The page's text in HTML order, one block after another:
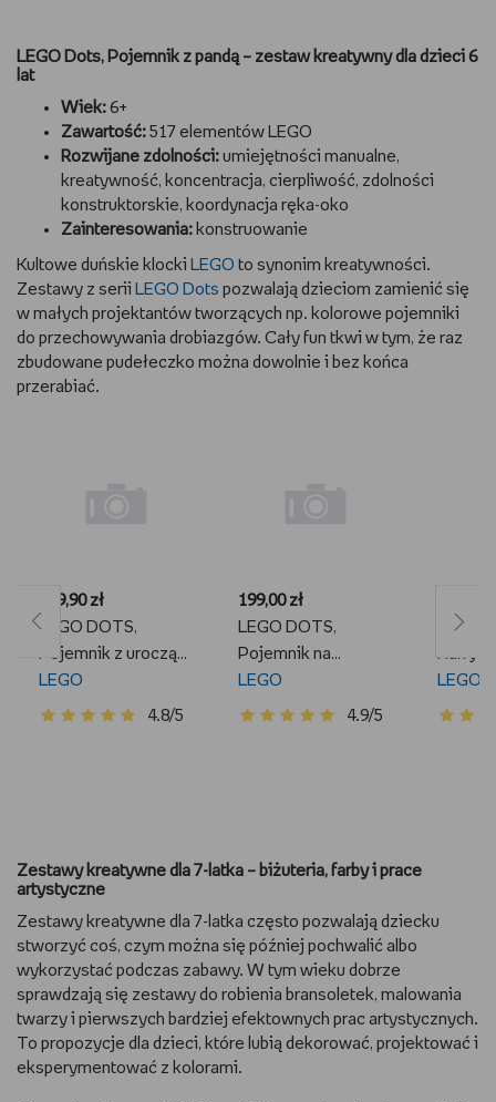
LEGO Dots, Pojemnik z pandą – zestaw kreatywny dla dzieci 6
lat
Wiek: 6+
Zawartość: 517 elementów LEGO
Rozwijane zdolności: umiejętności manualne,
kreatywność, koncentracja, cierpliwość, zdolności
konstruktorskie, koordynacja ręka-oko
Zainteresowania: konstruowanie
Kultowe duńskie klocki LEGO to synonim kreatywności.
Zestawy z serii LEGO Dots pozwalają dzieciom zamienić się
w małych projektantów tworzących np. kolorowe pojemniki
do przechowywania drobiazgów. Cały fun tkwi w tym, że raz
zbudowane pudełeczko można dowolnie i bez końca
przerabiać.
LEGO DOTS,
Pojemnik z uroczą
pandą, 41959
LEGO
4.8/5
189,90 zł
LEGO DOTS,
Pojemnik na
długopisy w
kształcie Hedwigi,
LEGO
4.9/5
199,00 zł
LEGO
na
LEGO
Zestawy kreatywne dla 7-latka – biżuteria, farby i prace
artystyczne
Zestawy kreatywne dla 7-latka często pozwalają dziecku
stworzyć coś, czym można się później pochwalić albo
wykorzystać podczas zabawy. W tym wieku dobrze
sprawdzają się zestawy do robienia bransoletek, malowania
twarzy i pierwszych bardziej efektownych prac artystycznych.
To propozycje dla dzieci, które lubią dekorować, projektować i
eksperymentować z kolorami.